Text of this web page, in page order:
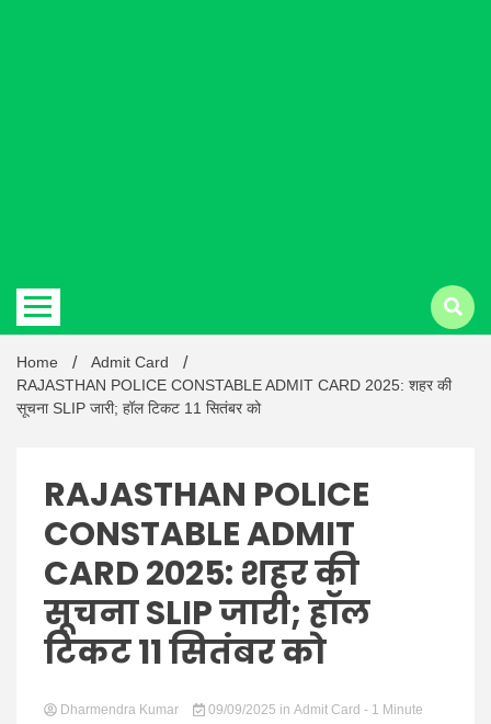
Latest
Hindi
News
Home
Admit Card
RAJASTHAN POLICE CONSTABLE ADMIT CARD 2025: शहर की
सूचना SLIP जारी; हॉल टिकट 11 सितंबर को
RAJASTHAN POLICE
CONSTABLE ADMIT
CARD 2025: शहर की
सूचना SLIP जारी; हॉल
टिकट 11 सितंबर को
Dharmendra Kumar 09/09/2025 in Admit Card - 1 Minute